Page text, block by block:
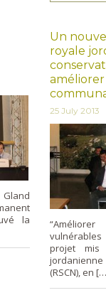
la
Un
royale
améliorer
25 July 2013
projet
(RSCN), en